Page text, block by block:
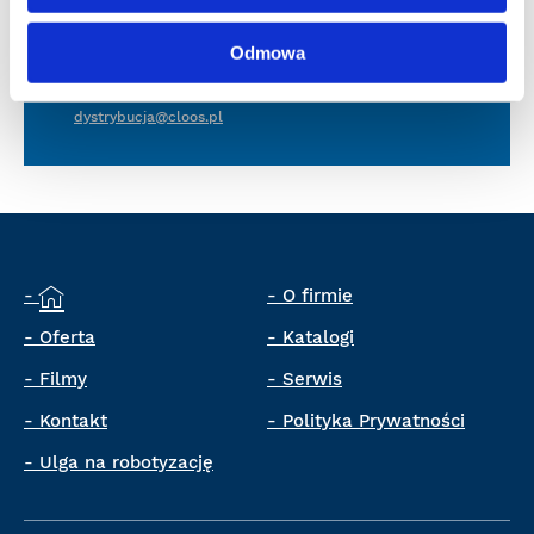
Odmowa
dystrybucja@cloos.pl
O firmie
Oferta
Katalogi
Filmy
Serwis
Kontakt
Polityka Prywatności
Ulga na robotyzację